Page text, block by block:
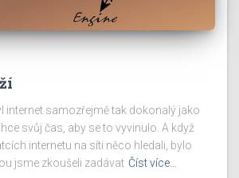
internet samozřejmě tak dokonalý jako
svůj čas, aby se to vyvinulo. A když
internetu na síti něco hledali, bylo
jsme zkoušeli zadávat Číst více…